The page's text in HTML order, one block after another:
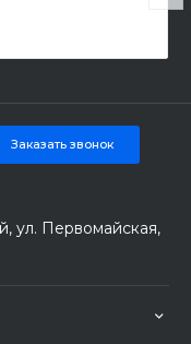
Заказать звонок
ул. Первомайская,